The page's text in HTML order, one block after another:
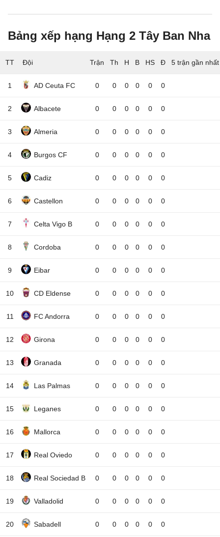
Bảng xếp hạng Hạng 2 Tây Ban Nha
TT Đội 5 trận gần nhất
1 AD Ceuta FC 0 0 0 0 0 0
2 Albacete 0 0 0 0 0 0
3 Almeria 0 0 0 0 0 0
4 Burgos CF 0 0 0 0 0 0
5 Cadiz 0 0 0 0 0 0
6 Castellon 0 0 0 0 0 0
7 Celta Vigo B 0 0 0 0 0 0
8 Cordoba 0 0 0 0 0 0
9 Eibar 0 0 0 0 0 0
10 CD Eldense 0 0 0 0 0 0
11 FC Andorra 0 0 0 0 0 0
12 Girona 0 0 0 0 0 0
13 Granada 0 0 0 0 0 0
14 Las Palmas 0 0 0 0 0 0
15 Leganes 0 0 0 0 0 0
16 Mallorca 0 0 0 0 0 0
17 Real Oviedo 0 0 0 0 0 0
18 Real Sociedad B 0 0 0 0 0 0
19 Valladolid 0 0 0 0 0 0
20 Sabadell 0 0 0 0 0 0